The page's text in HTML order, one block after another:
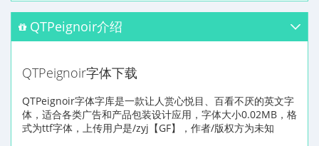
QTPeignoir介绍
QTPeignoir字体下载
QTPeignoir字体字库是一款让人赏心悦目、百看不厌的英文字
体，适合各类广告和产品包装设计应用，字体大小0.02MB，格
式为ttf字体，上传用户是/zyj【GF】，作者/版权方为未知